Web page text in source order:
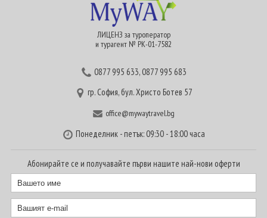
ЛИЦЕНЗ за туроператор
и турагент № РК-01-7582
0877 995 633,0877 995 683
гр. София, бул. Христо Ботев 57
office@mywaytravel.bg
Понеделник - петък: 09:30 - 18:00 часа
Абонирайте се и получавайте първи нашите най-нови оферти